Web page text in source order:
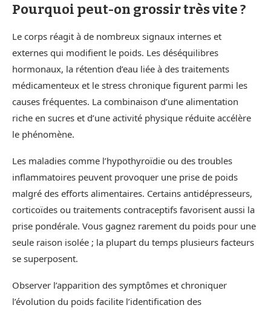
Pourquoi peut-on grossir très vite ?
Le corps réagit à de nombreux signaux internes et
externes qui modifient le poids. Les déséquilibres
hormonaux, la rétention d’eau liée à des traitements
médicamenteux et le stress chronique figurent parmi les
causes fréquentes. La combinaison d’une alimentation
riche en sucres et d’une activité physique réduite accélère
le phénomène.
Les maladies comme l’hypothyroïdie ou des troubles
inflammatoires peuvent provoquer une prise de poids
malgré des efforts alimentaires. Certains antidépresseurs,
corticoïdes ou traitements contraceptifs favorisent aussi la
prise pondérale. Vous gagnez rarement du poids pour une
seule raison isolée ; la plupart du temps plusieurs facteurs
se superposent.
Observer l’apparition des symptômes et chroniquer
l’évolution du poids facilite l’identification des